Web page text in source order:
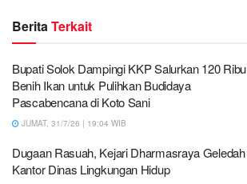
BeritaTerkait
Bupati Solok Dampingi KKP Salurkan 120 Ribu
Benih Ikan untuk Pulihkan Budidaya
Pascabencana di Koto Sani
JUMAT, 31/7/26 | 19:04 WIB
Dugaan Rasuah, Kejari Dharmasraya Geledah
Kantor Dinas Lingkungan Hidup